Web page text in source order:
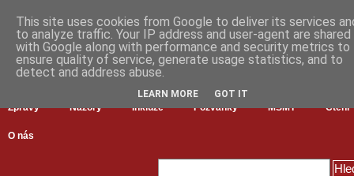
Zprávy Názory Inkluze Pozvánky MŠMT Čtení
O nás
This site uses cookies from Google to deliver its services
to analyze traffic. Your IP address and user-agent are shared
with Google along with performance and security metrics to
ensure quality of service, generate usage statistics, and to
detect and address abuse.
LEARN MORE GOT IT